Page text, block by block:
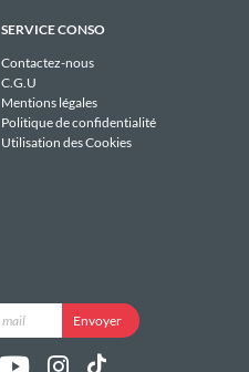
SERVICE CONSO
Contactez-nous
C.G.U
Mentions légales
Politique de confidentialité
Utilisation des Cookies